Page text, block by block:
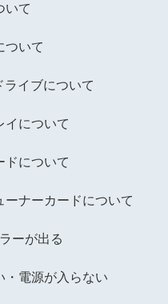
いて
ついて
イブについて
イについて
ドについて
ーナーカードについて
ーが出る
・電源が入らない